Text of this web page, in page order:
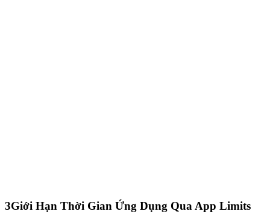
3Giới Hạn Thời Gian Ứng Dụng Qua App Limits